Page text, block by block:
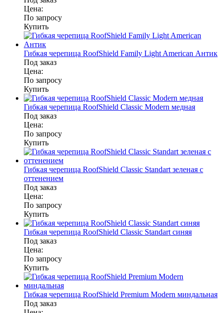
Цена:
По запросу
Купить
Гибкая черепица RoofShield Family Light American Антик
Под заказ
Цена:
По запросу
Купить
Гибкая черепица RoofShield Classic Modern медная
Под заказ
Цена:
По запросу
Купить
Гибкая черепица RoofShield Classic Standart зеленая с
оттенением
Под заказ
Цена:
По запросу
Купить
Гибкая черепица RoofShield Classic Standart синяя
Под заказ
Цена:
По запросу
Купить
Гибкая черепица RoofShield Premium Modern миндальная
Под заказ